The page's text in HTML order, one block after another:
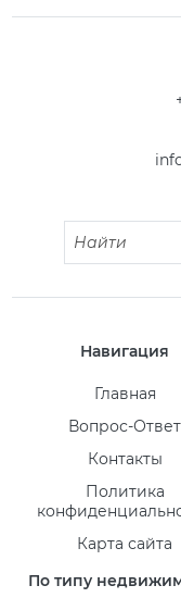
Навигация
Главная
Вопрос-Ответ
Контакты
Политика
Карта сайта
По типу